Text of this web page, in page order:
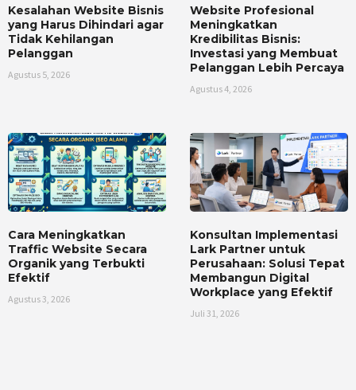
Kesalahan Website Bisnis
yang Harus Dihindari agar
Tidak Kehilangan
Pelanggan
Agustus 5, 2026
Website Profesional
Meningkatkan
Kredibilitas Bisnis:
Investasi yang Membuat
Pelanggan Lebih Percaya
Agustus 4, 2026
Cara Meningkatkan
Traffic Website Secara
Organik yang Terbukti
Efektif
Agustus 3, 2026
Konsultan Implementasi
Lark Partner untuk
Perusahaan: Solusi Tepat
Membangun Digital
Workplace yang Efektif
Juli 31, 2026